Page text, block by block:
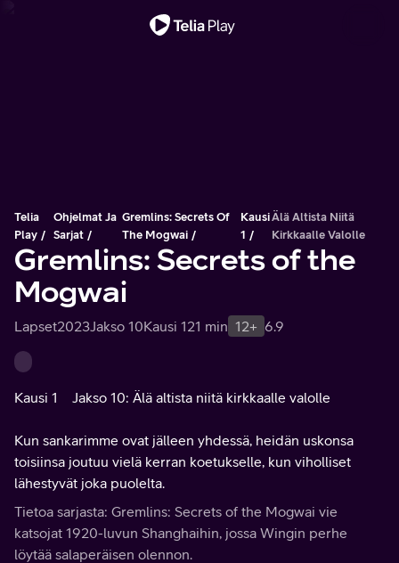
Telia
Play
Ohjelmat Ja
Sarjat
Gremlins: Secrets Of
The Mogwai
Kausi
1
Älä Altista Niitä
Kirkkaalle Valolle
Gremlins: Secrets of the
Mogwai
Lapset2023Jakso 10Kausi 121 min 12+ 6.9
Kausi 1 Jakso 10: Älä altista niitä kirkkaalle valolle
Kun sankarimme ovat jälleen yhdessä, heidän uskonsa
toisiinsa joutuu vielä kerran koetukselle, kun viholliset
lähestyvät joka puolelta.
Tietoa sarjasta: Gremlins: Secrets of the Mogwai vie
katsojat 1920-luvun Shanghaihin, jossa Wingin perhe
löytää salaperäisen olennon.